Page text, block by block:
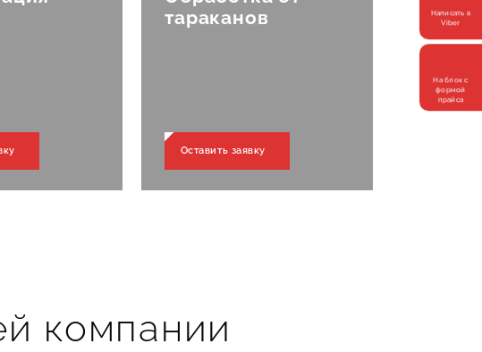
тараканов
Оставить заявку
компании
Написать в
Viber
На блок с
формой
прайса